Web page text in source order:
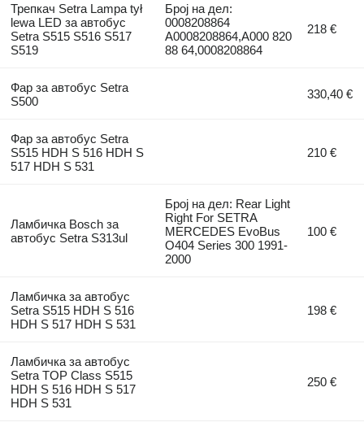
Трепкач Setra Lampa tył
lewa LED за автобус
Setra S515 S516 S517
S519
Број на дел:
0008208864
A0008208864,A000 820
88 64,0008208864
218 €
Фар за автобус Setra
S500
330,40 €
Фар за автобус Setra
S515 HDH S 516 HDH S
517 HDH S 531
210 €
Ламбичка Bosch за
автобус Setra S313ul
Број на дел: Rear Light
Right For SETRA
MERCEDES EvoBus
O404 Series 300 1991-
2000
100 €
Ламбичка за автобус
Setra S515 HDH S 516
HDH S 517 HDH S 531
198 €
Ламбичка за автобус
Setra TOP Class S515
HDH S 516 HDH S 517
HDH S 531
250 €